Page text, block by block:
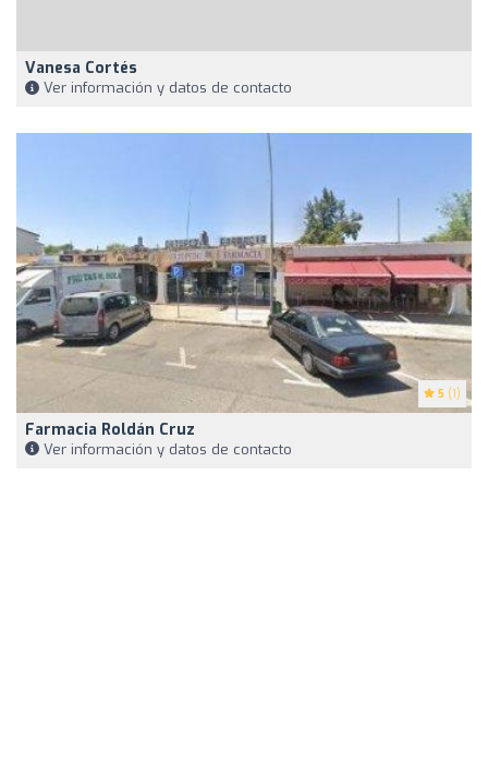
Vanesa Cortés
Ver información y datos de contacto
5 (1)
Farmacia Roldán Cruz
Ver información y datos de contacto